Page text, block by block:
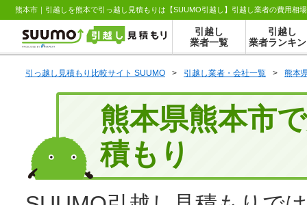
熊本市｜引越しを熊本で引っ越し見積もりは【SUUMO引越し】引越し業者の費用相
引越し
業者一覧
引越し
業者ランキ
引っ越し見積もり比較サイト SUUMO > 引越し業者・会社一覧 > 熊本
熊本県熊本市
積もり